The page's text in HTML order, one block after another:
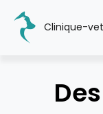
Clinique-